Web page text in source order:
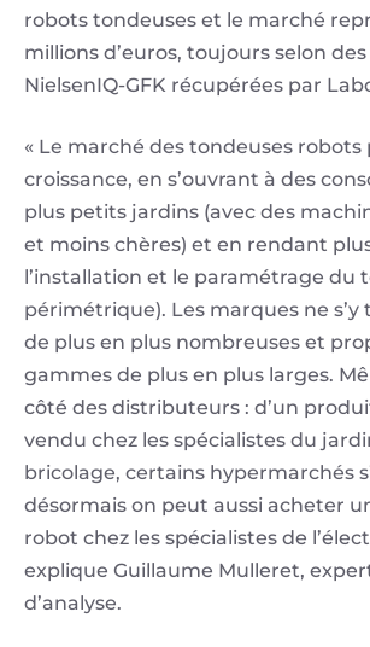
robots tondeuses et le marché
millions d’euros, toujours selon
NielsenIQ-GFK récupérées par
« Le marché des tondeuses robots
croissance, en s’ouvrant à des
plus petits jardins (avec des
et moins chères) et en rendant
l’installation et le paramétrage du
périmétrique). Les marques ne
de plus en plus nombreuses et
gammes de plus en plus larges.
côté des distributeurs : d’un
vendu chez les spécialistes du
bricolage, certains hypermarchés
désormais on peut aussi acheter
robot chez les spécialistes de
explique Guillaume Mulleret,
d’analyse.